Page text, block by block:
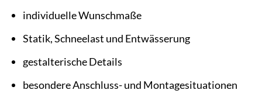
individuelle Wunschmaße
Statik, Schneelast und Entwässerung
gestalterische Details
besondere Anschluss- und Montagesituationen